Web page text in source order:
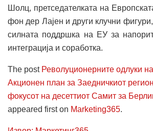
Шолц, претседателката на
фон дер Лајен и други клучни фигури,
силната поддршка на ЕУ за
интеграција и соработка.
The post Револуционерните одлуки
Акционен план за Заедничкиот
фокусот на десеттиот Самит за
appeared first on Marketing365.